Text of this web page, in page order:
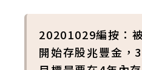
20201029編按：
開始存股兆豐金，